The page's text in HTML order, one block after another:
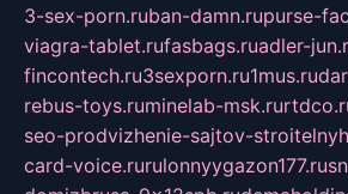
3-sex-porn.ruban-damn.rupurse-
viagra-tablet.rufasbags.ruadler-
fincontech.ru3sexporn.ru1mus.ru
rebus-toys.ruminelab-msk.ru
seo-prodvizhenie-sajtov-
card-voice.rurulonnyygazon177.ru